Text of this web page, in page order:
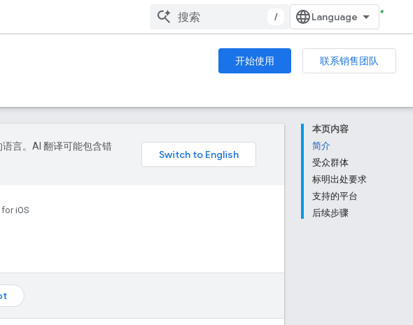
/
开始使用
联系销售团队
本页内容
简介
受众群体
标明出处要求
支持的平台
后续步骤
言。AI 翻译可能包含错
iOS